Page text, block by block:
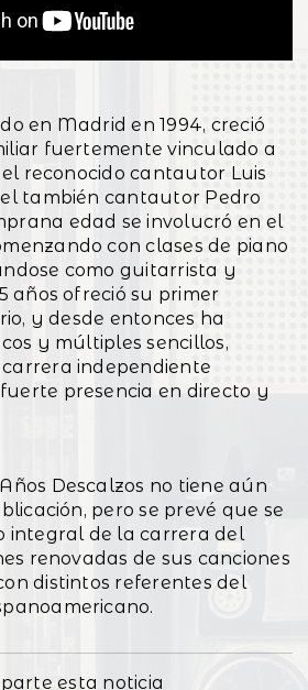
en Madrid en 1994, creció
fuertemente vinculado a
reconocido cantautor Luis
también cantautor Pedro
edad se involucró en el
con clases de piano
como guitarrista y
años ofreció su primer
y desde entonces ha
y múltiples sencillos,
independiente
presencia en directo y
Descalzos no tiene aún
pero se prevé que se
integral de la carrera del
renovadas de sus canciones
distintos referentes del
esta noticia